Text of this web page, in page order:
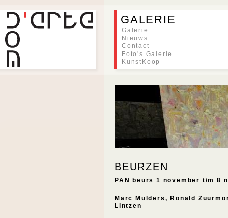
GALERIE
Galerie
Nieuws
Contact
Foto's Galerie
KunstKoop
BEURZEN
PAN beurs 1 november t/m 8
Marc Mulders, Ronald
Lintzen